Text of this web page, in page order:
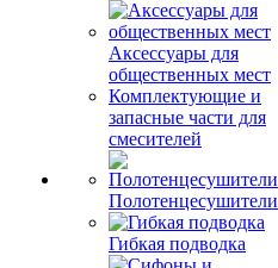
Аксессуары для
общественных мест
Комплектующие и
запасные части для
смесителей
Полотенцесушители
Гибкая подводка